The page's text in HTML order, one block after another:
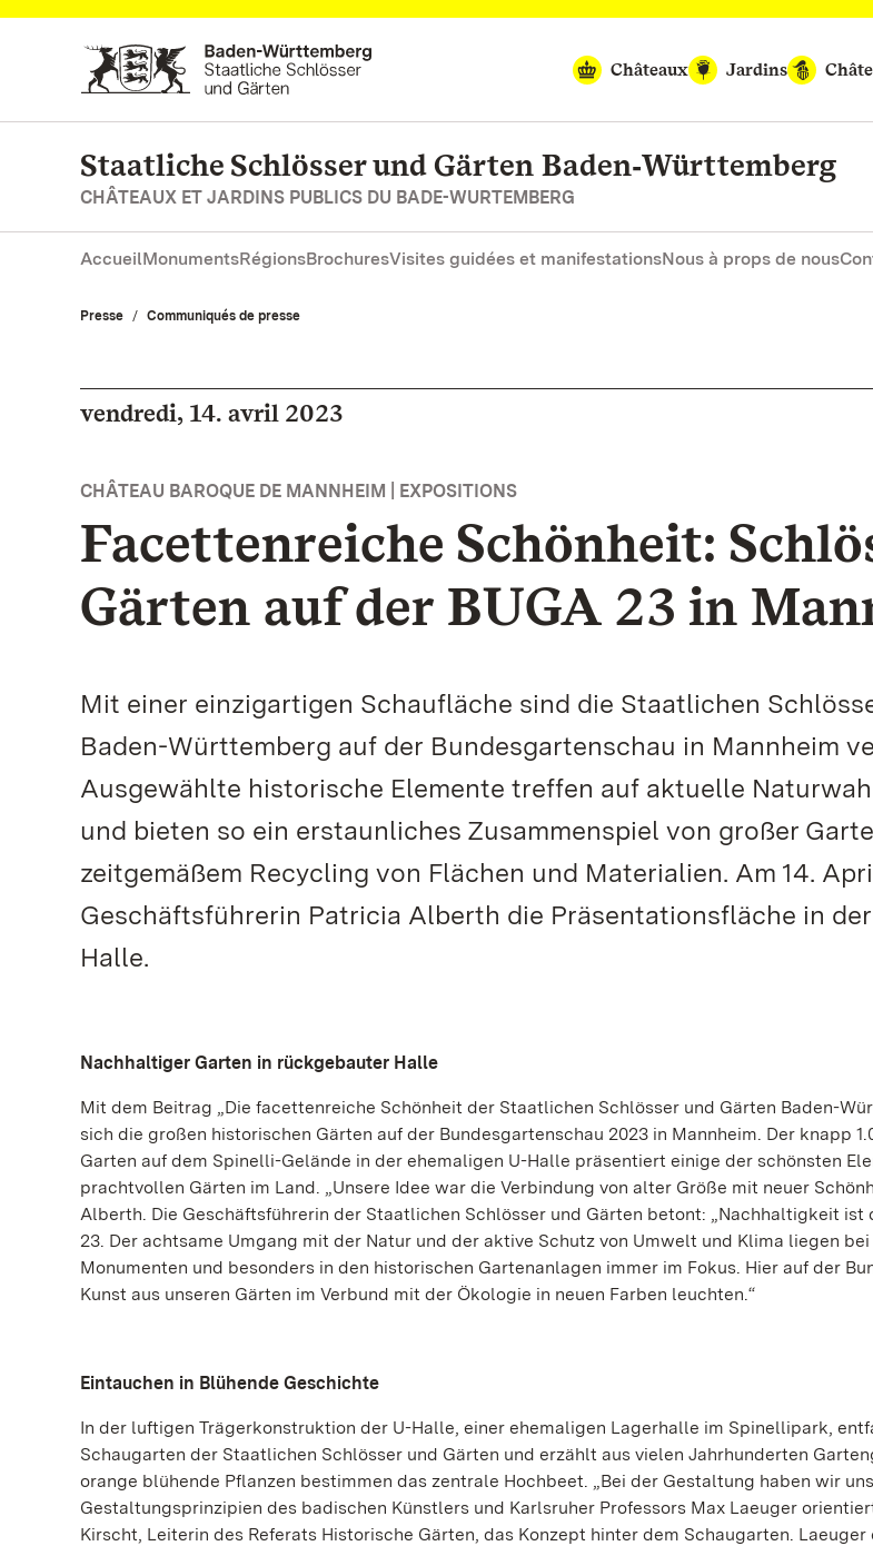
Vers la page d’accueil
Châteaux
Jardins
Staatliche Schlösser und Gärten Baden‑Württemberg
CHÂTEAUX ET JARDINS PUBLICS DU BADE-WURTEMBERG
AccueilMonumentsRégionsBrochuresVisites guidées et manifestationsNous à props de nous
Presse Communiqués de presse
vendredi, 14. avril 2023
CHÂTEAU BAROQUE DE MANNHEIM | EXPOSITIONS
Facettenreiche Schönheit:
Gärten auf der BUGA 23 in
Mit einer einzigartigen Schaufläche sind die Staatlichen
Baden-Württemberg auf der Bundesgartenschau in Mannheim
Ausgewählte historische Elemente treffen auf aktuelle
und bieten so ein erstaunliches Zusammenspiel von großer
zeitgemäßem Recycling von Flächen und Materialien. Am 14.
Geschäftsführerin Patricia Alberth die Präsentationsfläche in
Halle.
Nachhaltiger Garten in rückgebauter Halle
Mit dem Beitrag „Die facettenreiche Schönheit der Staatlichen Schlösser und Gärten Baden-
sich die großen historischen Gärten auf der Bundesgartenschau 2023 in Mannheim. Der knapp
Garten auf dem Spinelli-Gelände in der ehemaligen U-Halle präsentiert einige der schönsten
prachtvollen Gärten im Land. „Unsere Idee war die Verbindung von alter Größe mit neuer
Alberth. Die Geschäftsführerin der Staatlichen Schlösser und Gärten betont: „Nachhaltigkeit ist
23. Der achtsame Umgang mit der Natur und der aktive Schutz von Umwelt und Klima liegen
Monumenten und besonders in den historischen Gartenanlagen immer im Fokus. Hier auf der
Kunst aus unseren Gärten im Verbund mit der Ökologie in neuen Farben leuchten.“
Eintauchen in Blühende Geschichte
In der luftigen Trägerkonstruktion der U-Halle, einer ehemaligen Lagerhalle im Spinellipark,
Schaugarten der Staatlichen Schlösser und Gärten und erzählt aus vielen Jahrhunderten
orange blühende Pflanzen bestimmen das zentrale Hochbeet. „Bei der Gestaltung haben wir
Gestaltungsprinzipien des badischen Künstlers und Karlsruher Professors Max Laeuger
Kirscht, Leiterin des Referats Historische Gärten, das Konzept hinter dem Schaugarten.